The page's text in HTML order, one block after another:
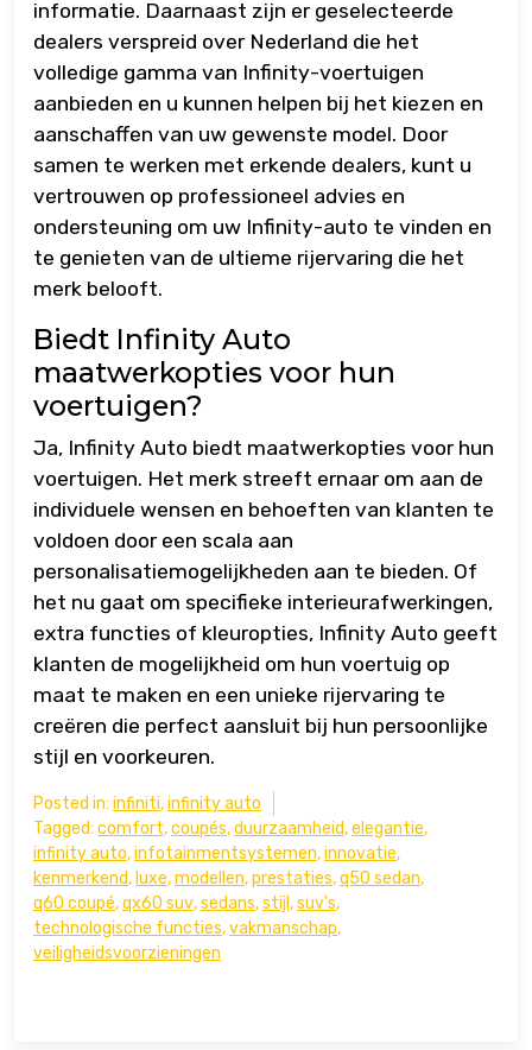
informatie. Daarnaast zijn er geselecteerde
dealers verspreid over Nederland die het
volledige gamma van Infinity-voertuigen
aanbieden en u kunnen helpen bij het kiezen en
aanschaffen van uw gewenste model. Door
samen te werken met erkende dealers, kunt u
vertrouwen op professioneel advies en
ondersteuning om uw Infinity-auto te vinden en
te genieten van de ultieme rijervaring die het
merk belooft.
Biedt Infinity Auto
maatwerkopties voor hun
voertuigen?
Ja, Infinity Auto biedt maatwerkopties voor hun
voertuigen. Het merk streeft ernaar om aan de
individuele wensen en behoeften van klanten te
voldoen door een scala aan
personalisatiemogelijkheden aan te bieden. Of
het nu gaat om specifieke interieurafwerkingen,
extra functies of kleuropties, Infinity Auto geeft
klanten de mogelijkheid om hun voertuig op
maat te maken en een unieke rijervaring te
creëren die perfect aansluit bij hun persoonlijke
stijl en voorkeuren.
Posted in: infiniti,infinity auto
Tagged: comfort,coupés,duurzaamheid,elegantie,
infinity auto,infotainmentsystemen,innovatie,
kenmerkend, luxe,modellen,prestaties,q50 sedan,
q60 coupé,qx60 suv,sedans,stijl ,suv's,
technologische functies,vakmanschap,
veiligheidsvoorzieningen